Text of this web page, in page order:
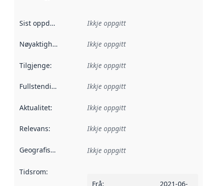
Sist oppdatert Ikkje oppgitt
Nøyaktigheit Ikkje oppgitt
Tilgjenge: Ikkje oppgitt
Fullstendigheit Ikkje oppgitt
Aktualitet: Ikkje oppgitt
Relevans: Ikkje oppgitt
Geografisk område Ikkje oppgitt
Tidsrom:
Frå:
2021-06-